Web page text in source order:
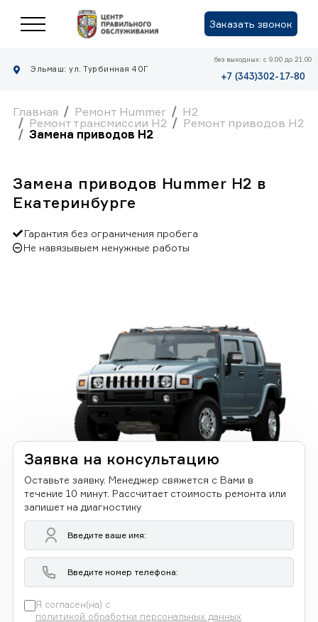
Заказать звонок
Эльмаш: ул. Турбинная 40Г
без выходных: с 9.00 до 21.00
+7 (343)302-17-80
Главная Ремонт Hummer
H2
Ремонт трансмиссии H2
Ремонт приводов H2
Замена приводов H2
Замена приводов Hummer H2 в
Екатеринбурге
Гарантия без ограничения пробега
Не навязывыем ненужные работы
Заявка на консультацию
Оставьте заявку. Менеджер свяжется с Вами в
течение 10 минут. Рассчитает стоимость ремонта или
запишет на диагностику
Я согласен(на) с
политикой обработки персональных данных